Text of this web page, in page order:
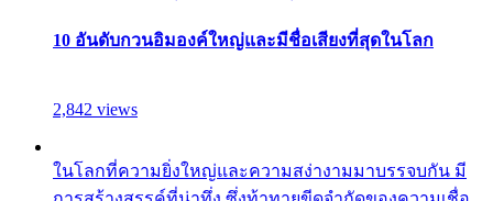
10 อันดับกวนอิมองค์ใหญ่และมีชื่อเสียงที่สุดในโลก
2,842 views
ในโลกที่ความยิ่งใหญ่และความสง่างามมาบรรจบกัน มี